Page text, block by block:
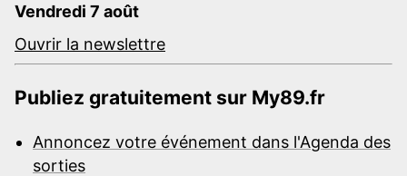
Vendredi 7 août
Ouvrir la newslettre
Publiez gratuitement sur My89.fr
Annoncez votre événement dans l'Agenda des
sorties